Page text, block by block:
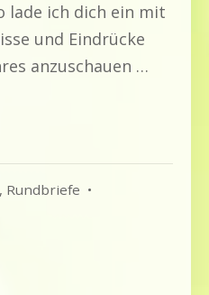
lade ich dich ein mit
und Eindrücke
anzuschauen …
, Rundbriefe •